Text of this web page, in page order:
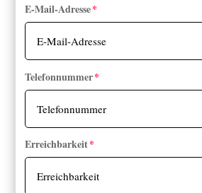
E-Mail-Adresse
Telefonnummer
Erreichbarkeit